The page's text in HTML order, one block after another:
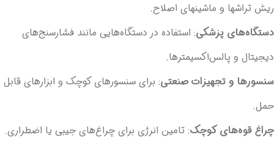
ریش تراشها و ماشینهای اصلاح.
دستگاه‌های پزشکی: استفاده در دستگاه‌هایی مانند فشارسنج‌های
دیجیتال و پالس‌اکسیمترها.
سنسورها و تجهیزات صنعتی: برای سنسورهای کوچک و ابزارهای قابل
حمل.
چراغ قوه‌های کوچک: تامین انرژی برای چراغ‌های جیبی یا اضطراری.